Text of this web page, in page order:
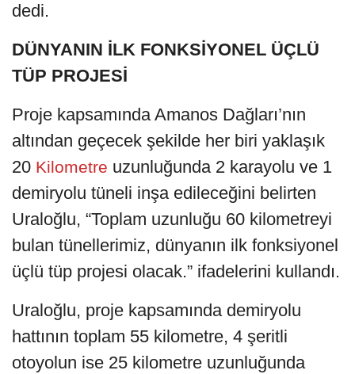
dedi.
DÜNYANIN İLK FONKSİYONEL ÜÇLÜ
TÜP PROJESİ
Proje kapsamında Amanos Dağları’nın
altından geçecek şekilde her biri yaklaşık
20 Kilometre uzunluğunda 2 karayolu ve 1
demiryolu tüneli inşa edileceğini belirten
Uraloğlu, “Toplam uzunluğu 60 kilometreyi
bulan tünellerimiz, dünyanın ilk fonksiyonel
üçlü tüp projesi olacak.” ifadelerini kullandı.
Uraloğlu, proje kapsamında demiryolu
hattının toplam 55 kilometre, 4 şeritli
otoyolun ise 25 kilometre uzunluğunda